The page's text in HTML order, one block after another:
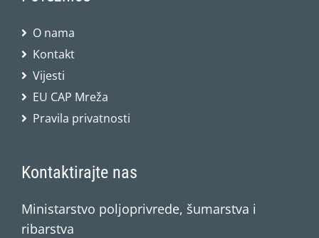
O nama
Kontakt
Vijesti
EU CAP Mreža
Pravila privatnosti
Kontaktirajte nas
Ministarstvo poljoprivrede, šumarstva i
ribarstva